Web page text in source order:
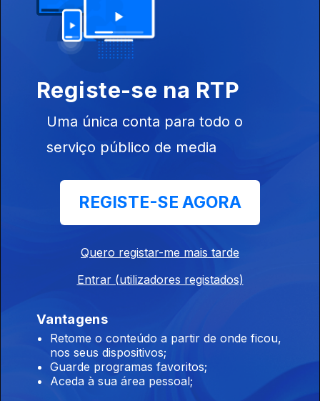
10 jul. 2026
Registe-se na RTP
Uma única conta para todo o
serviço público de media
REGISTE-SE AGORA
Quero registar-me mais tarde
Entrar (utilizadores registados)
Vantagens
Retome o conteúdo a partir de onde ficou,
nos seus dispositivos;
Guarde programas favoritos;
Aceda à sua área pessoal;